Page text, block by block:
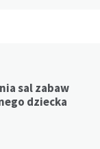
sal zabaw
dziecka